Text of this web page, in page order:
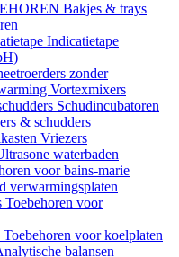
Bakjes & trays
Indicatietape
zonder
Vortexmixers
Schudincubatoren
& schudders
Vriezers
waterbaden
voor bains-marie
verwarmingsplaten
Toebehoren voor
Toebehoren voor koelplaten
balansen